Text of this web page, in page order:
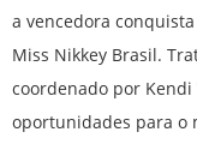
a vencedora
Miss Nikkey Brasil.
coordenado por
oportunidades para o